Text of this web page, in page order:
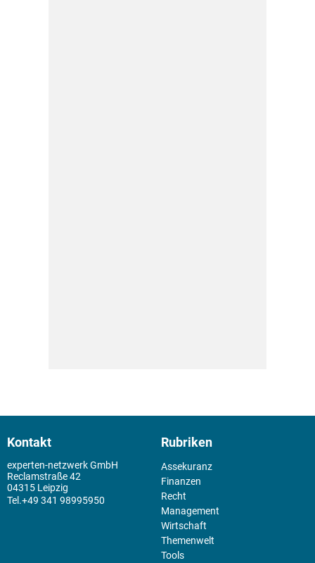
Kontakt
experten-netzwerk GmbH
Reclamstraße 42
04315 Leipzig
+49 341 98995950
Rubriken
Assekuranz
Finanzen
Recht
Management
Wirtschaft
Themenwelt
Tools